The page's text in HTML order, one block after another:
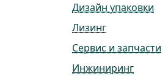
Дизайн упаковки
Лизинг
Сервис и запчасти
Инжиниринг